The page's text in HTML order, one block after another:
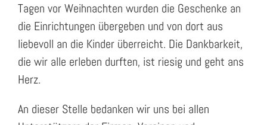
Tagen vor Weihnachten wurden die Geschenke an
die Einrichtungen übergeben und von dort aus
liebevoll an die Kinder überreicht. Die Dankbarkeit,
die wir alle erleben durften, ist riesig und geht ans
Herz.
An dieser Stelle bedanken wir uns bei allen